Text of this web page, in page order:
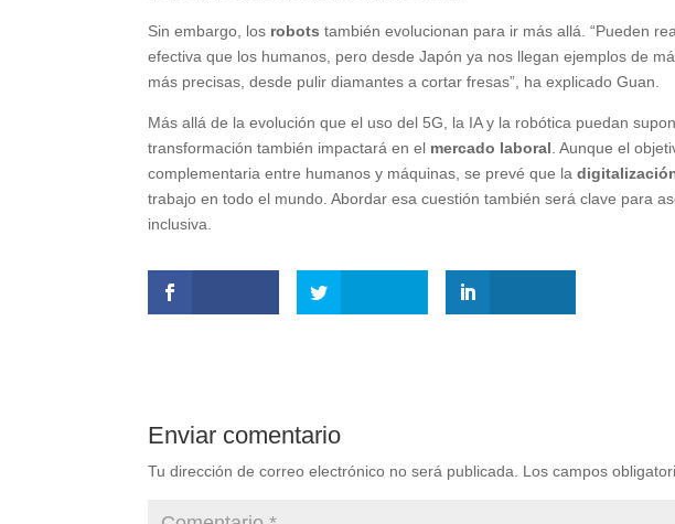
Sin embargo, los robots también evolucionan para ir más allá. “Pueden
efectiva que los humanos, pero desde Japón ya nos llegan ejemplos de
más precisas, desde pulir diamantes a cortar fresas”, ha explicado Guan.
Más allá de la evolución que el uso del 5G, la IA y la robótica puedan
transformación también impactará en el mercado laboral . Aunque el
complementaria entre humanos y máquinas, se prevé que la
trabajo en todo el mundo. Abordar esa cuestión también será clave para
inclusiva.
Enviar comentario
Tu dirección de correo electrónico no será publicada. Los campos